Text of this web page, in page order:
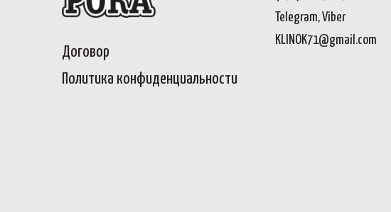
Договор
Политика конфиденциальности
Telegram, Viber
KLINOK71@gmail.com